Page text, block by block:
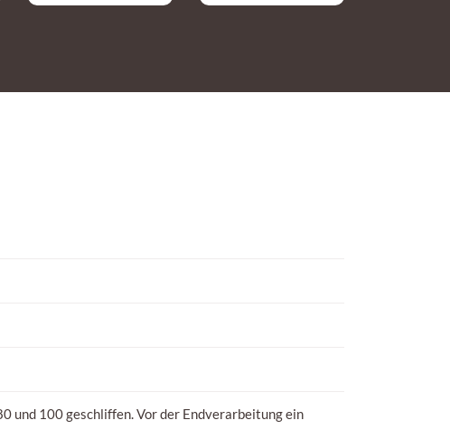
und 100 geschliffen. Vor der Endverarbeitung ein